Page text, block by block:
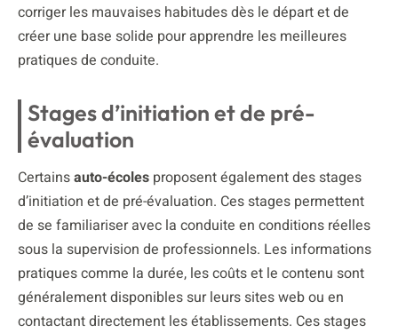
corriger les mauvaises habitudes dès le départ et de
créer une base solide pour apprendre les meilleures
pratiques de conduite.
Stages d’initiation et de pré-
évaluation
Certainsauto-écoles proposent également des stages
d’initiation et de pré-évaluation. Ces stages permettent
de se familiariser avec la conduite en conditions réelles
sous la supervision de professionnels. Les informations
pratiques comme la durée, les coûts et le contenu sont
généralement disponibles sur leurs sites web ou en
contactant directement les établissements. Ces stages